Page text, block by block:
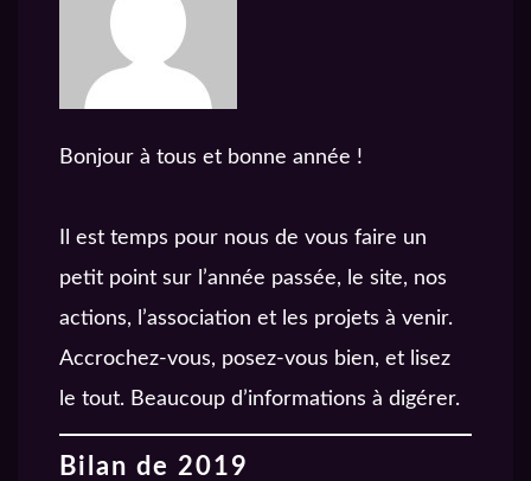
Bonjour à tous et bonne année !
Il est temps pour nous de vous faire un
petit point sur l’année passée, le site, nos
actions, l’association et les projets à venir.
Accrochez-vous, posez-vous bien, et lisez
le tout. Beaucoup d’informations à digérer.
Bilan de 2019